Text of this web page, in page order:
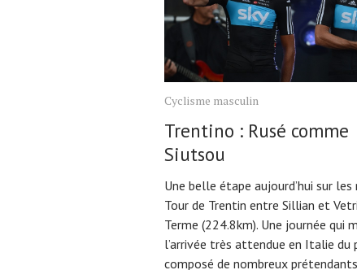
Cyclisme masculin
Trentino : Rusé comme
Siutsou
Une belle étape aujourd’hui sur
Tour de Trentin entre Sillian et
Terme (224.8km). Une journée qui
l’arrivée très attendue en Italie du
composé de nombreux